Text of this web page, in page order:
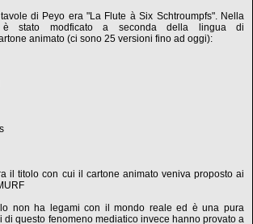
di Peyo era "La Flute à Six Schtroumpfs". Nella
è stato modficato a seconda della lingua di
animato (ci sono 25 versioni fino ad oggi):
il titolo con cui il cartone animato veniva proposto ai
non ha legami con il mondo reale ed è una pura
di questo fenomeno mediatico invece hanno provato a